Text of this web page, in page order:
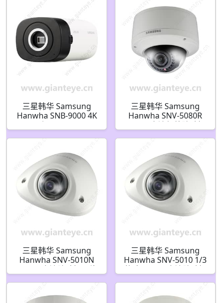
三星韩华 Samsung
Hanwha SNB-9000 4K
UHD 和 12MP H.264
三星韩华 Samsung
Hanwha SNV-5080R
1.3MP 高清红外防破坏
三星韩华 Samsung
Hanwha SNV-5010N
1.3MP 高清防破坏网络
三星韩华 Samsung
Hanwha SNV-5010 1/3
英寸 1.3MP 高清防破坏